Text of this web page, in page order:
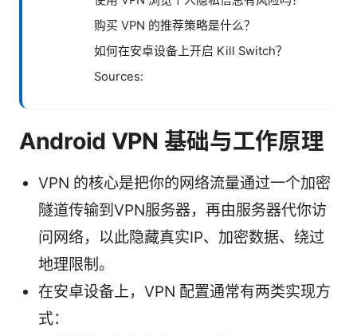
购买 VPN 的推荐策略是什么？
如何在安卓设备上开启 Kill Switch？
Sources:
Android VPN 基础与工作原理
VPN 的核心是把你的网络流量通过一个加密
隧道传输到VPN服务器，再由服务器代你访
问网络，以此隐藏真实IP、加密数据、绕过
地理限制。
在安卓设备上，VPN 配置通常有两类实现方
式：